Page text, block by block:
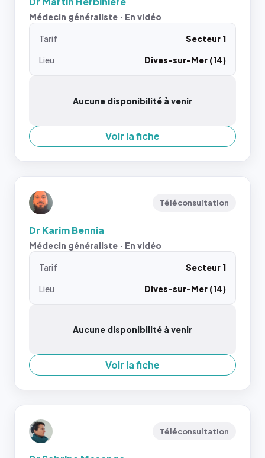
Médecin généraliste · En vidéo
Tarif
Secteur 1
Lieu
Dives-sur-Mer (14)
Aucune disponibilité à venir
Voir la fiche
Téléconsultation
Dr Karim Bennia
Médecin généraliste · En vidéo
Tarif
Secteur 1
Lieu
Dives-sur-Mer (14)
Aucune disponibilité à venir
Voir la fiche
Téléconsultation